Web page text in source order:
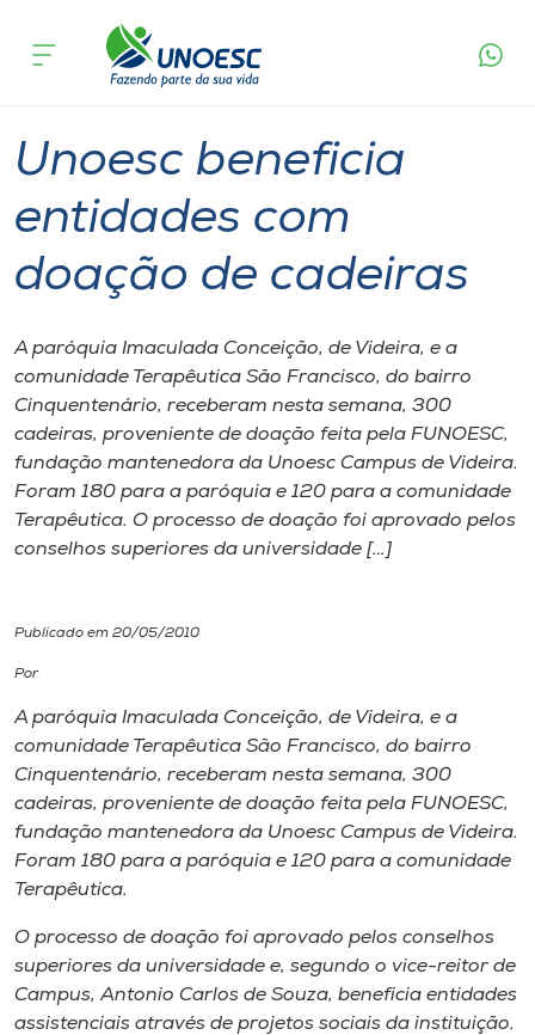
Cursos
Pesquisa
Atendimento ao Estudante
Portal de Ensino
A
Internacionalização
Cultura
CPA
Biblioteca
Editora
Rádio
acontece
Unoesc beneficia
entidades com
doação de cadeiras
A paróquia Imaculada Conceição, de Videira, e a
comunidade Terapêutica São Francisco, do bairro
Cinquentenário, receberam nesta semana, 300
cadeiras, proveniente de doação feita pela FUNOESC,
fundação mantenedora da Unoesc Campus de Videira.
Foram 180 para a paróquia e 120 para a comunidade
Terapêutica. O processo de doação foi aprovado pelos
conselhos superiores da universidade […]
Publicado em 20/05/2010
Por
A paróquia Imaculada Conceição, de Videira, e a
comunidade Terapêutica São Francisco, do bairro
Cinquentenário, receberam nesta semana, 300
cadeiras, proveniente de doação feita pela FUNOESC,
fundação mantenedora da Unoesc Campus de Videira.
Foram 180 para a paróquia e 120 para a comunidade
Terapêutica.
O processo de doação foi aprovado pelos conselhos
superiores da universidade e, segundo o vice-reitor de
Campus, Antonio Carlos de Souza, beneficia entidades
assistenciais através de projetos sociais da instituição.